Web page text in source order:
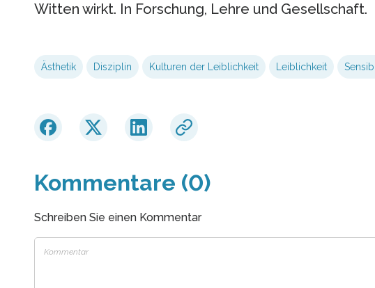
Witten wirkt. In Forschung, Lehre und Gesellschaft.
Ästhetik Disziplin Kulturen der Leiblichkeit Leiblichkeit
Kommentare (0)
Schreiben Sie einen Kommentar